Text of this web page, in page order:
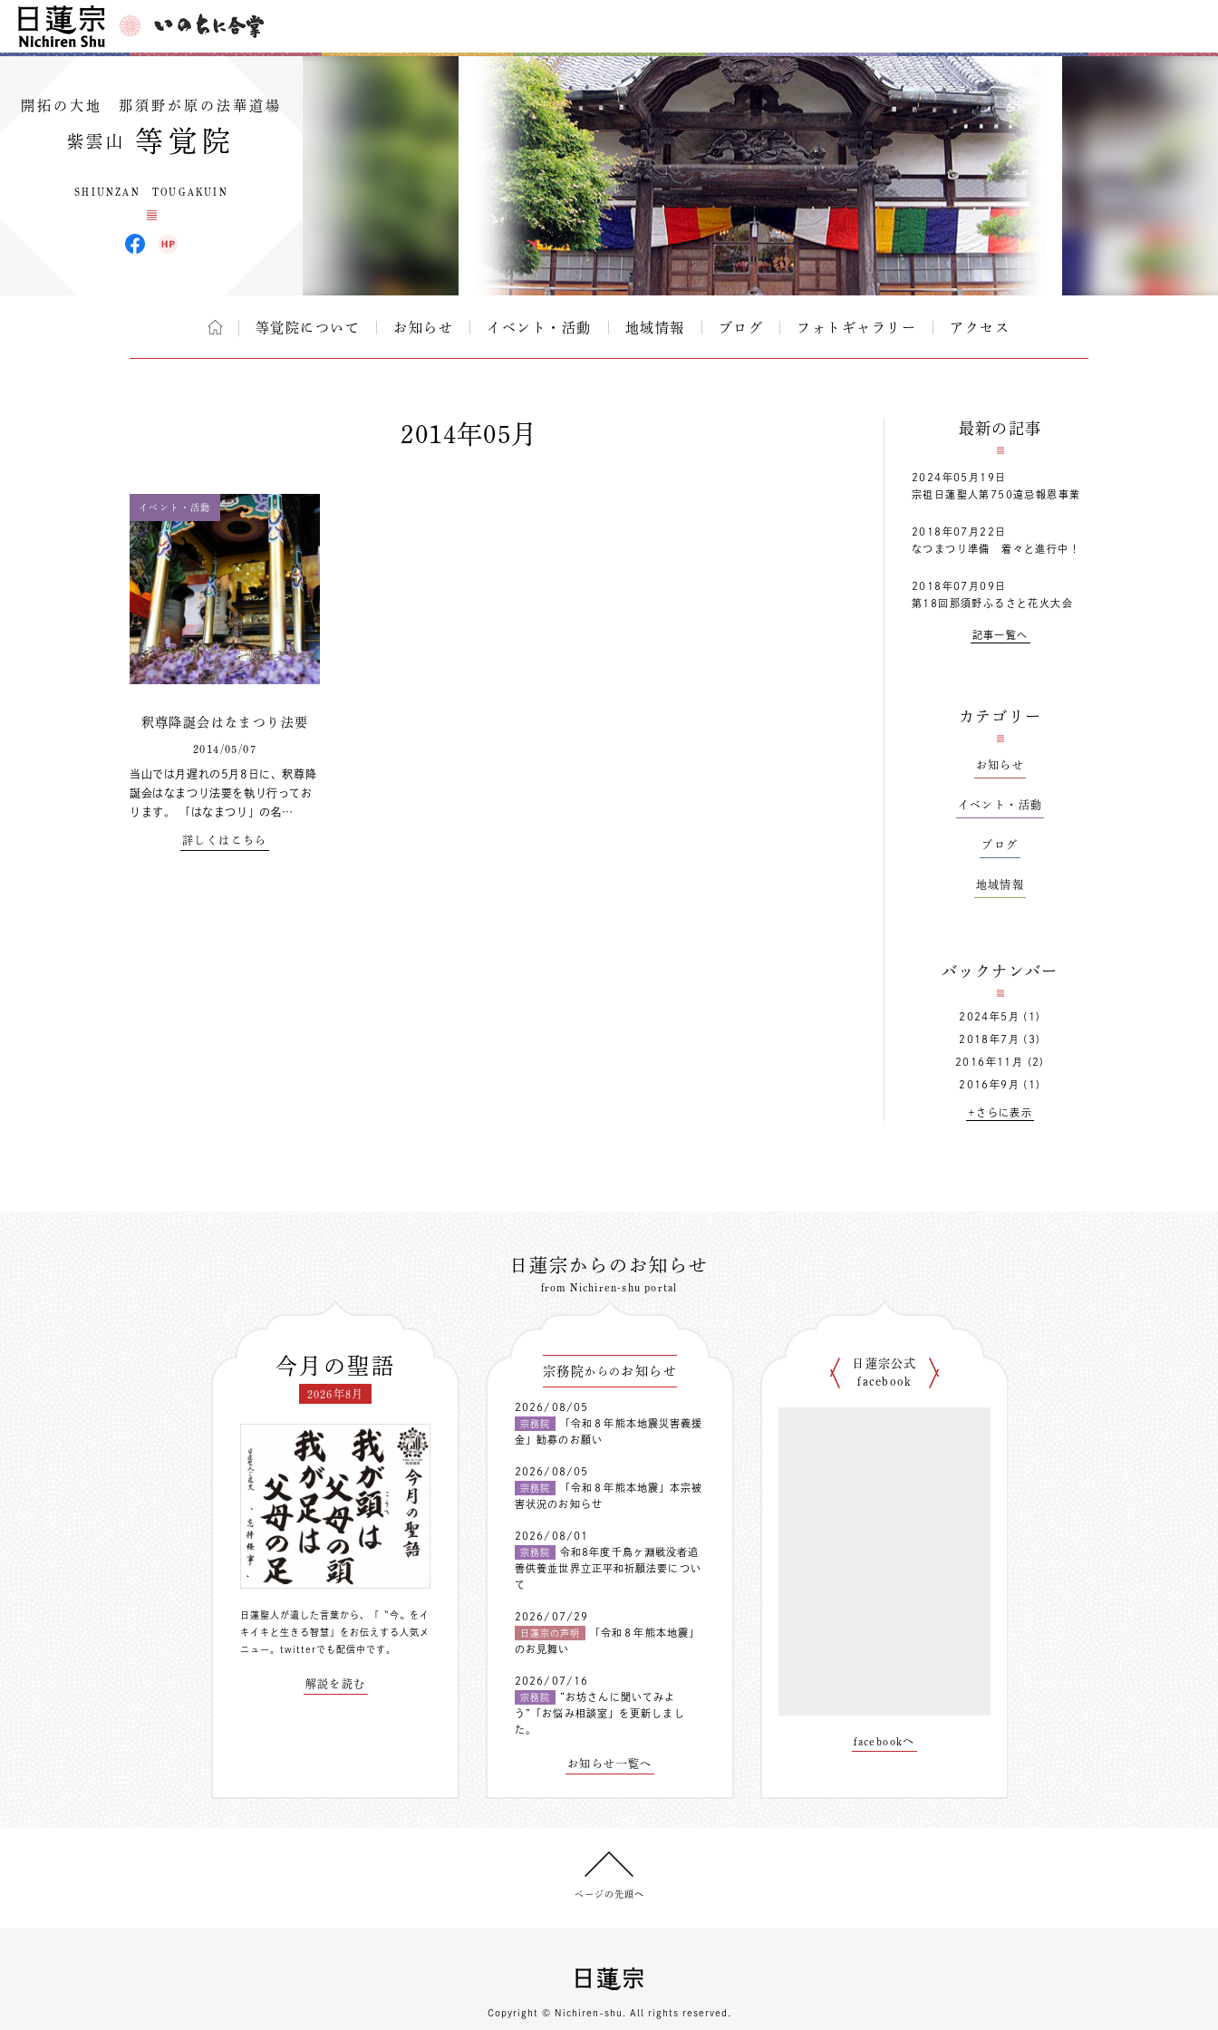
開拓の大地 那須野が原の法華道場
紫雲山 等覚院
SHIUNZAN TOUGAKUIN
等覚院について お知らせ イベント・活動 地域情報 ブログ フォトギャラリー アクセス
2014年05月
イベント・活動
釈尊降誕会はなまつり法要
2014/05/07
当山では月遅れの5月8日に、釈尊降
誕会はなまつり法要を執り行ってお
ります。 「はなまつり」の名…
詳しくはこちら
最新の記事
2024年05月19日
宗祖日蓮聖人第750遠忌報恩事業
2018年07月22日
なつまつり準備 着々と進行中！
2018年07月09日
第18回那須野ふるさと花火大会
記事一覧へ
カテゴリー
お知らせ
イベント・活動
ブログ
地域情報
バックナンバー
2024年5月 (1)
2018年7月 (3)
2016年11月 (2)
2016年9月 (1)
+さらに表示
日蓮宗からのお知らせ
from Nichiren-shu portal
今月の聖語
2026年8月
日蓮聖人が遺した言葉から、「〝今〟をイ
キイキと生きる智慧」をお伝えする人気メ
ニュー。 twitterでも配信中 です。
解説を読む
宗務院からの お知らせ
2026/08/05
宗務院
「令和８年熊本地震災害義援
金」勧募のお願い
2026/08/05
宗務院
「令和８年熊本地震」本宗被
害状況のお知らせ
2026/08/01
宗務院
令和8年度千鳥ヶ淵戦没者追
善供養並世界立正平和祈願法要につい
て
2026/07/29
日蓮宗の声明
「令和８年熊本地震」
のお見舞い
2026/07/16
宗務院
”お坊さんに聞いてみよ
う”「お悩み相談室」を更新しまし
た。
お知らせ一覧へ
日蓮宗公式
facebook
facebookへ
ページの先頭へ
Copyright © Nichiren-shu. All rights reserved.